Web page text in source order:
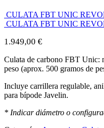
CULATA FBT UNIC
CULATA FBT UNIC
1.949,00 €
Culata de carbono FBT Unic:
peso (aprox. 500 gramos de
Incluye carrillera regulable,
para bípode Javelin.
* Indicar diámetro o